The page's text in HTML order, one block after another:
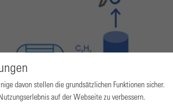
davon stellen die grundsätzlichen Funktionen sicher.
auf der Webseite zu verbessern.